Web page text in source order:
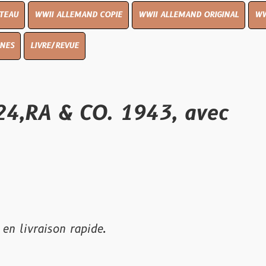
ALLEMAND COPIE WWII ALLEMAND ORIGINAL WWII UK
& CO. 1943, avec
rapide.